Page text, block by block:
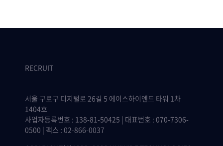
RECRUIT
서울 구로구 디지털로 26길 5 에이스하이엔드 타워 1차
1404호
사업자등록번호 : 138-81-50425 | 대표번호 : 070-7306-
0500 | 팩스 : 02-866-0037